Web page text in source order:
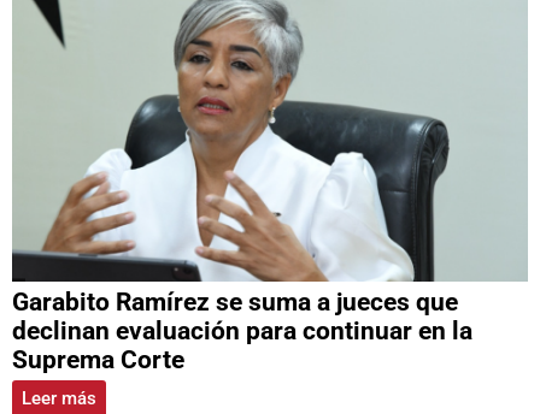
Garabito Ramírez se suma a jueces que
declinan evaluación para continuar en la
Suprema Corte
Leer más